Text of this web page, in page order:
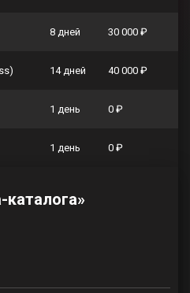
8 дней 30 000 ₽
14 дней 40 000 ₽
1 день 0 ₽
1 день 0 ₽
каталога»